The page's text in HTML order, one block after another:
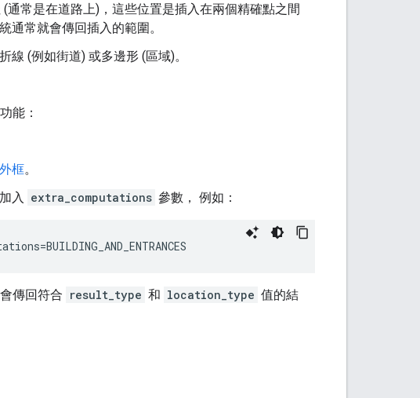
通常是在道路上)，這些位置是插入在兩個精確點之間
通常就會傳回插入的範圍。
線 (例如街道) 或多邊形 (區域)。
能：
框。
入 extra_computations 參數， 例如：
傳回符合 result_type 和 location_type 值的結